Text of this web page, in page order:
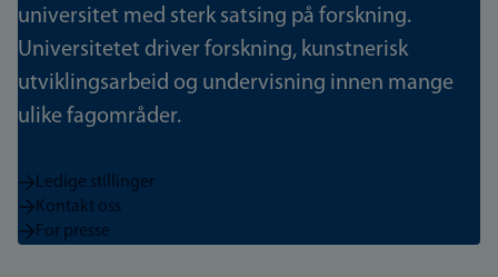
universitet med sterk satsing på forskning.
Universitetet driver forskning, kunstnerisk
utviklingsarbeid og undervisning innen mange
ulike fagområder.
Ledige stillinger
Kontakt oss
For presse